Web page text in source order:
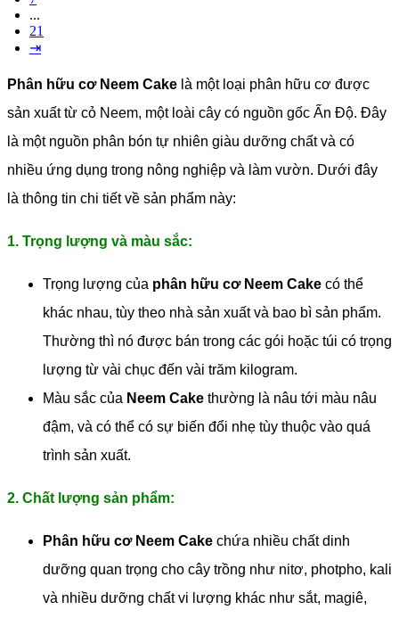
...
21
⇥
Phân hữu cơ Neem Cake là một loại phân hữu cơ được
sản xuất từ cỏ Neem, một loài cây có nguồn gốc Ấn Độ. Đây
là một nguồn phân bón tự nhiên giàu dưỡng chất và có
nhiều ứng dụng trong nông nghiệp và làm vườn. Dưới đây
là thông tin chi tiết về sản phẩm này:
1. Trọng lượng và màu sắc:
Trọng lượng của phân hữu cơ Neem Cake có thể
khác nhau, tùy theo nhà sản xuất và bao bì sản phẩm.
Thường thì nó được bán trong các gói hoặc túi có trọng
lượng từ vài chục đến vài trăm kilogram.
Màu sắc của Neem Cake thường là nâu tới màu nâu
đậm, và có thể có sự biến đổi nhẹ tùy thuộc vào quá
trình sản xuất.
2. Chất lượng sản phẩm:
Phân hữu cơ Neem Cake chứa nhiều chất dinh
dưỡng quan trọng cho cây trồng như nitơ, photpho, kali
và nhiều dưỡng chất vi lượng khác như sắt, magiê,